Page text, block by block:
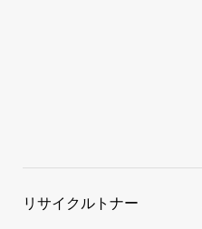
リサイクルトナー